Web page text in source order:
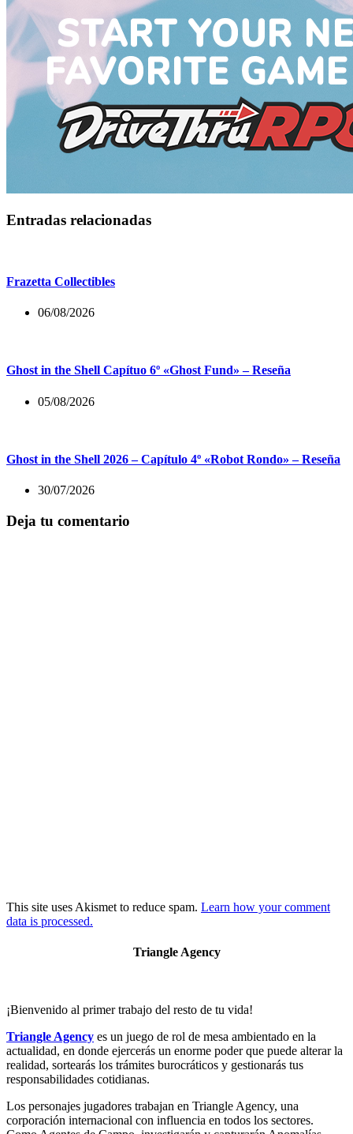
Entradas relacionadas
Frazetta Collectibles
06/08/2026
Ghost in the Shell Capítuo 6º «Ghost Fund» – Reseña
05/08/2026
Ghost in the Shell 2026 – Capítulo 4º «Robot Rondo» – Reseña
30/07/2026
Deja tu comentario
This site uses Akismet to reduce spam. Learn how your comment
data is processed.
Triangle Agency
¡Bienvenido al primer trabajo del resto de tu vida!
Triangle Agency es un juego de rol de mesa ambientado en la
actualidad, en donde ejercerás un enorme poder que puede alterar la
realidad, sortearás los trámites burocráticos y gestionarás tus
responsabilidades cotidianas.
Los personajes jugadores trabajan en Triangle Agency, una
corporación internacional con influencia en todos los sectores.